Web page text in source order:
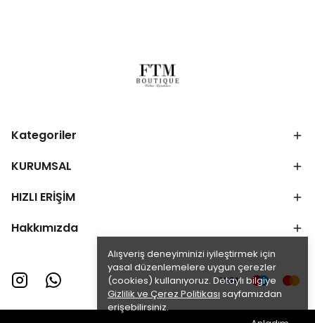
Alışveriş deneyiminizi iyileştirmek için
yasal düzenlemelere uygun çerezler
(cookies) kullanıyoruz. Detaylı bilgiye
Gizlilik ve Çerez Politikası sayfamızdan
erişebilirsiniz.
Kategoriler
KURUMSAL
HIZLI ERİŞİM
Hakkımızda